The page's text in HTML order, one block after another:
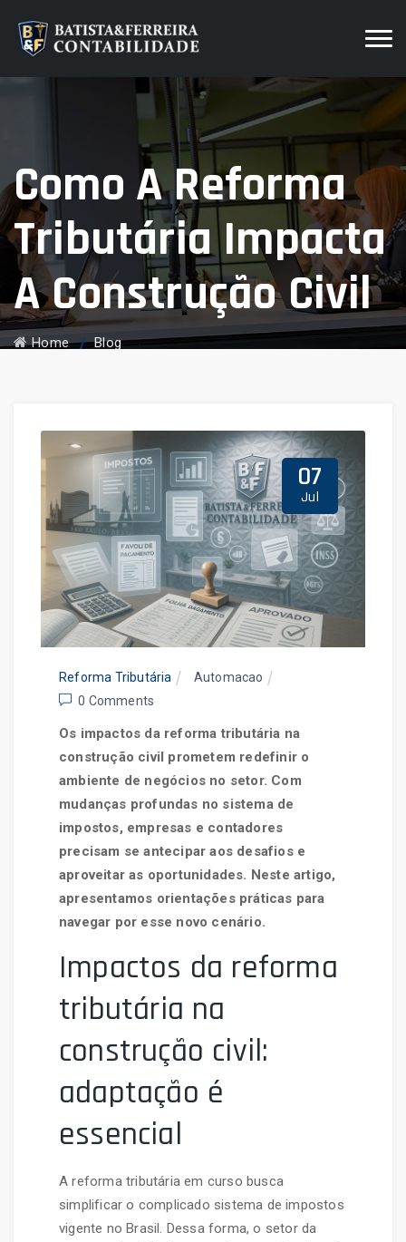
Como A Reforma
Tributária Impacta
A Construção Civil
Home Blog
07
Jul
Reforma Tributária
Automacao
0 Comments
Os impactos da reforma tributária na
construção civil prometem redefinir o
ambiente de negócios no setor. Com
mudanças profundas no sistema de
impostos, empresas e contadores
precisam se antecipar aos desafios e
aproveitar as oportunidades. Neste artigo,
apresentamos orientações práticas para
navegar por esse novo cenário.
Impactos da reforma
tributária na
construção civil:
adaptação é
essencial
A reforma tributária em curso busca
simplificar o complicado sistema de impostos
vigente no Brasil. Dessa forma, o setor da